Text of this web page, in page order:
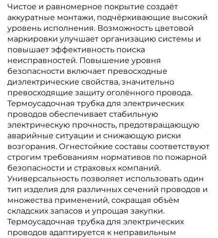
Чистое и равномерное покрытие создаёт
аккуратные монтажи, подчёркивающие высокий
уровень исполнения. Возможность цветовой
маркировки улучшает организацию системы и
повышает эффективность поиска
неисправностей. Повышение уровня
безопасности включает превосходные
диэлектрические свойства, значительно
превосходящие защиту оголённого провода.
Термоусадочная трубка для электрических
проводов обеспечивает стабильную
электрическую прочность, предотвращающую
аварийные ситуации и снижающую риски
возгорания. Огнестойкие составы соответствуют
строгим требованиям нормативов по пожарной
безопасности и страховых компаний.
Универсальность позволяет использовать один
тип изделия для различных сечений проводов и
множества применений, сокращая объём
складских запасов и упрощая закупки.
Термоусадочная трубка для электрических
проводов адаптируется к неправильным